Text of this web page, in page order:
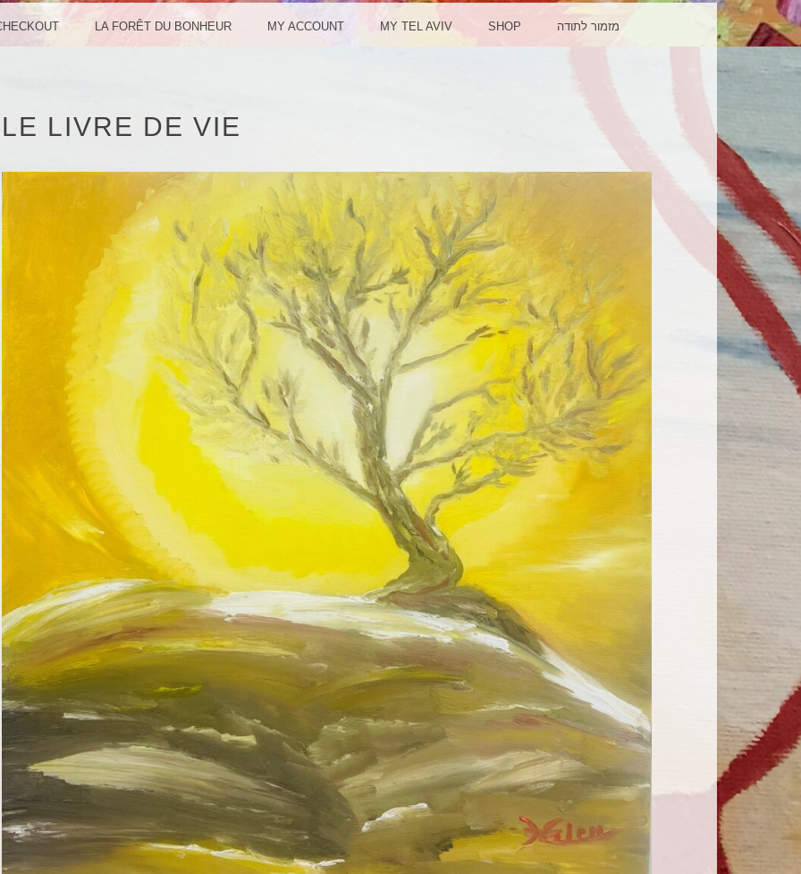
LA FORÊT DU BONHEUR MY ACCOUNT MY TEL AVIV SHOP מזמור לתודה
LE LIVRE DE VIE